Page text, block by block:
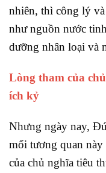
nhiên, thì công lý
như nguồn nước
dưỡng nhân loại và
Lòng tham của
ích kỷ
Nhưng ngày nay,
mối tương quan
của chủ nghĩa tiêu